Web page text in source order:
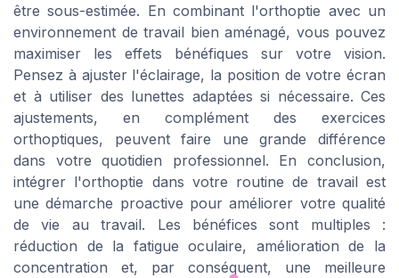
être sous-estimée. En combinant l'orthoptie avec un
environnement de travail bien aménagé, vous pouvez
maximiser les effets bénéfiques sur votre vision.
Pensez à ajuster l'éclairage, la position de votre écran
et à utiliser des lunettes adaptées si nécessaire. Ces
ajustements, en complément des exercices
orthoptiques, peuvent faire une grande différence
dans votre quotidien professionnel. En conclusion,
intégrer l'orthoptie dans votre routine de travail est
une démarche proactive pour améliorer votre qualité
de vie au travail. Les bénéfices sont multiples :
réduction de la fatigue oculaire, amélioration de la
concentration et, par conséquent, une meilleure